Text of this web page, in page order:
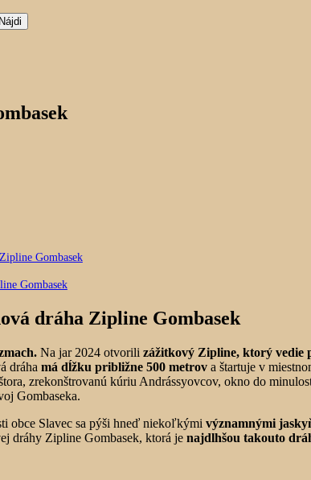
Gombasek
Gombasek
dráha Zipline Gombasek
Na jar 2024 otvorili zážitkový Zipline, ktorý vedie
dráha má dĺžku približne 500 metrov a štartuje v
zrekonštrovanú kúriu Andrássyovcov, okno do
Gombaseka.
obce Slavec sa pýši hneď niekoľkými významnými
dráhy Zipline Gombasek, ktorá je najdlhšou takouto